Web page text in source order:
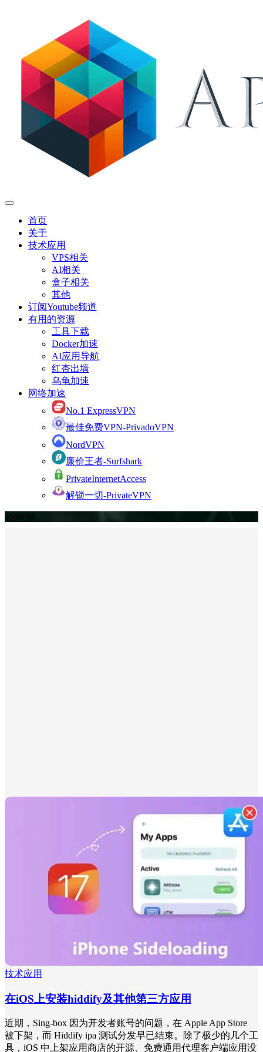
首页
关于
技术应用
VPS相关
AI相关
盒子相关
其他
订阅Youtube频道
有用的资源
工具下载
Docker加速
AI应用导航
红杏出墙
乌龟加速
网络加速
No.1 ExpressVPN
最佳免费VPN-PrivadoVPN
NordVPN
廉价王者-Surfshark
PrivateInternetAccess
解锁一切-PrivateVPN
apple id
技术应用
在iOS上安装hiddify及其他第三方应用
近期，Sing-box 因为开发者账号的问题，在 Apple App Store
被下架，而 Hiddify ipa 测试分发早已结束。除了极少的几个工
具，iOS 中上架应用商店的开源、免费通用代理客户端应用没